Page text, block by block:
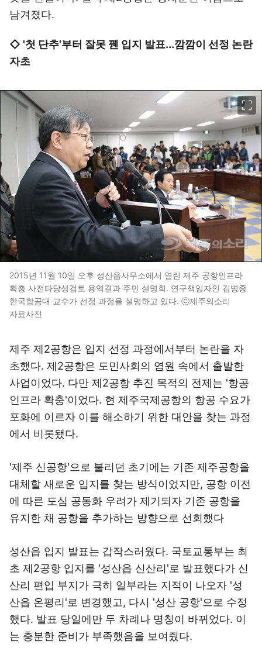
남겨졌다.
◇ '첫 단추'부터 잘못 꿴 입지 발표...깜깜이 선정 논란
자초
2015년 11월 10일 오후 성산읍사무소에서 열린 제주 공항인프라
확충 사전타당성검토 용역결과 주민 설명회. 연구책임자인 김병종
한국항공대 교수가 선정 과정을 설명하고 있다. ⓒ제주의소리
자료사진
제주 제2공항은 입지 선정 과정에서부터 논란을 자
초했다. 제2공항은 도민사회의 염원 속에서 출발한
사업이었다. 다만 제2공항 추진 목적의 전제는 '항공
인프라 확충'이었다. 현 제주국제공항의 항공 수요가
포화에 이르자 이를 해소하기 위한 대안을 찾는 과정
에서 비롯됐다.
'제주 신공항'으로 불리던 초기에는 기존 제주공항을
대체할 새로운 입지를 찾는 방식이었지만, 공항 이전
에 따른 도심 공동화 우려가 제기되자 기존 공항을
유지한 채 공항을 추가하는 방향으로 선회했다
성산읍 입지 발표는 갑작스러웠다. 국토교통부는 최
초 제2공항 입지를 '성산읍 신산리'로 발표했다가 신
산리 편입 부지가 극히 일부라는 지적이 나오자 '성
산읍 온평리'로 변경했고, 다시 '성산 공항'으로 수정
했다. 발표 당일에만 두 차례나 명칭이 바뀌었다. 이
는 충분한 준비가 부족했음을 보여줬다.